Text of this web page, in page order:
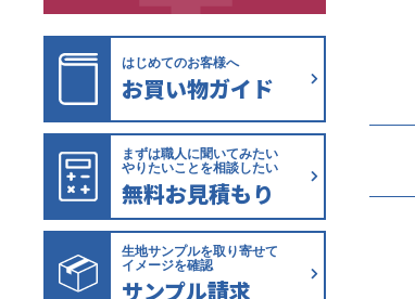
はじめてのお客様へ
お買い物ガイド
まずは職人に聞いてみたい
やりたいことを相談したい
無料お見積もり
生地サンプルを取り寄せて
イメージを確認
サンプル請求